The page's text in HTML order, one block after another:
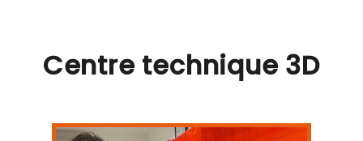
Centre technique 3D